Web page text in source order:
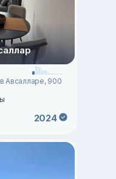
Авсалларе, 900
2024